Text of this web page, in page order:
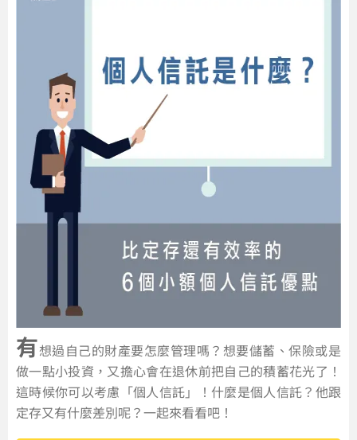
有想過自己的財產要怎麼管理嗎？想要儲蓄、保險或是
做一點小投資，又擔心會在退休前把自己的積蓄花光了！
這時候你可以考慮「個人信託」！什麼是個人信託？他跟
定存又有什麼差別呢？一起來看看吧！